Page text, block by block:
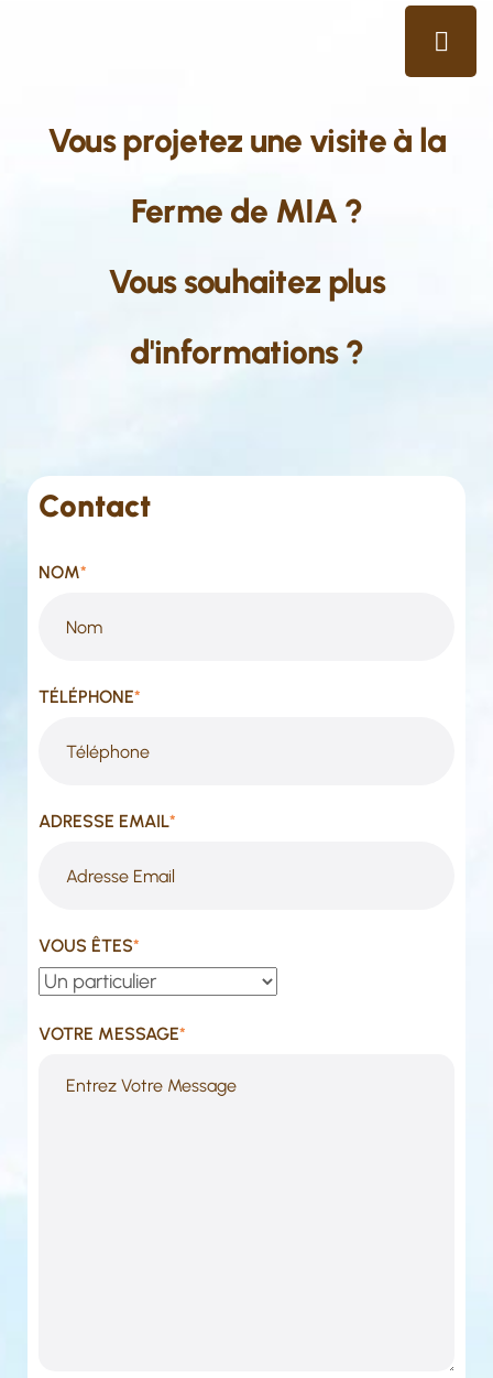
Vous projetez une visite à la
Ferme de MIA ?
Vous souhaitez plus
d'informations ?
Contact
NOM*
TÉLÉPHONE*
ADRESSE EMAIL*
VOUS ÊTES*
VOTRE MESSAGE*